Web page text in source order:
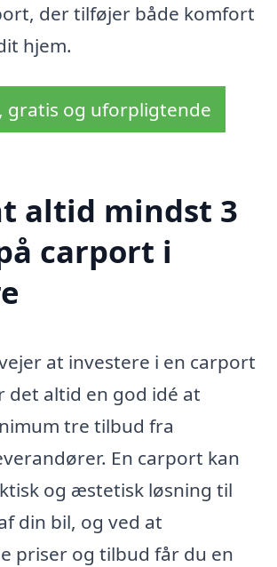
der tilføjer både komfort
hjem.
gratis og uforpligtende
altid mindst 3
carport i
at investere i en carport
det altid en god idé at
tre tilbud fra
En carport kan
og æstetisk løsning til
din bil, og ved at
priser og tilbud får du en